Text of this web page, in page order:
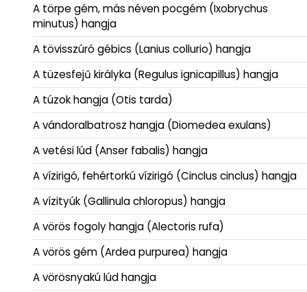
A törpe gém, más néven pocgém (Ixobrychus
minutus) hangja
A tövisszúró gébics (Lanius collurio) hangja
A tüzesfejű királyka (Regulus ignicapillus) hangja
A túzok hangja (Otis tarda)
A vándoralbatrosz hangja (Diomedea exulans)
A vetési lúd (Anser fabalis) hangja
A vízirigó, fehértorkú vízirigó (Cinclus cinclus) hangja
A vízityúk (Gallinula chloropus) hangja
A vörös fogoly hangja (Alectoris rufa)
A vörös gém (Ardea purpurea) hangja
A vörösnyakú lúd hangja